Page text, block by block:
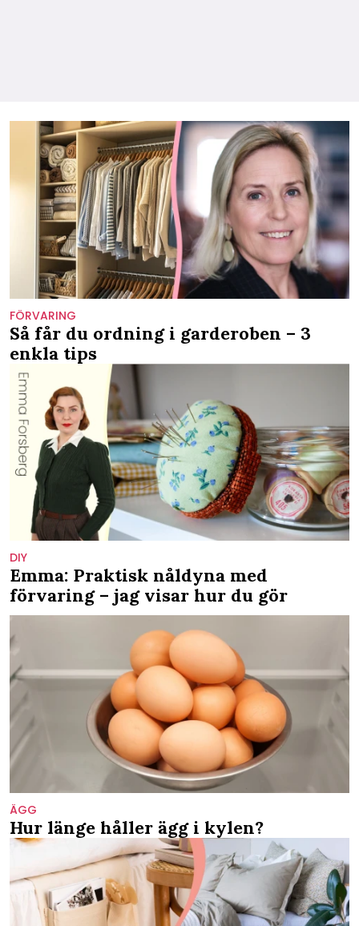
FÖRVARING
Så får du ordning i garderoben – 3
enkla tips
DIY
Emma: Praktisk nåldyna med
förvaring – jag visar hur du gör
ÄGG
Hur länge håller ägg i kylen?